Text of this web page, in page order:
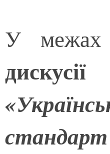
У межах
дискусії
стандарт